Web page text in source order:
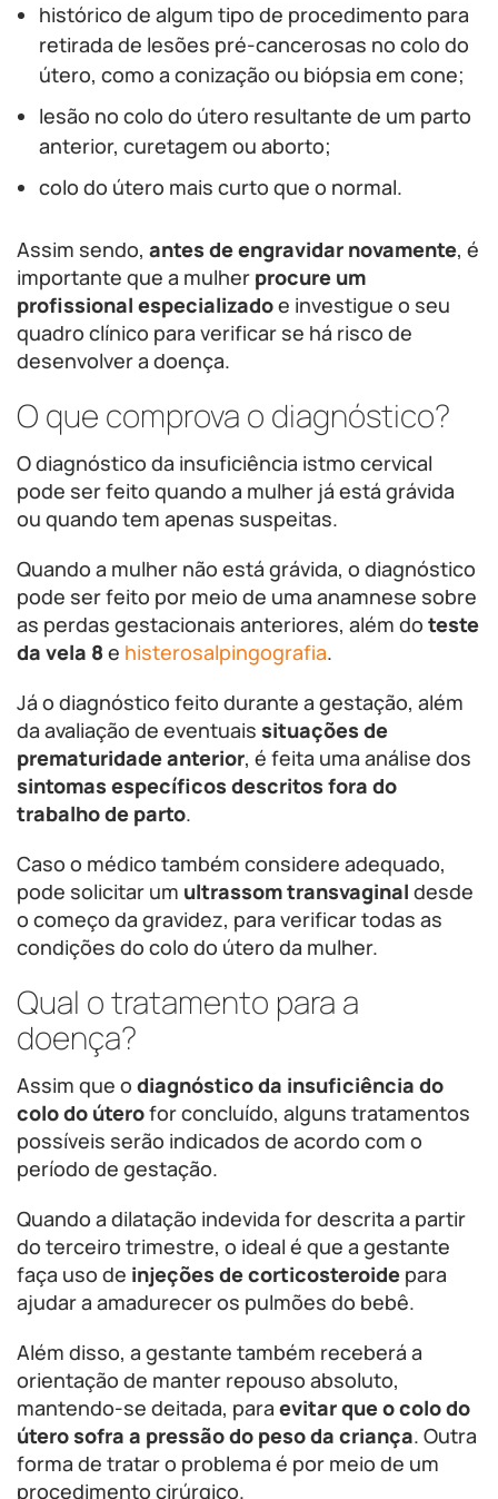
histórico de algum tipo de procedimento para
retirada de lesões pré-cancerosas no colo do
útero, como a conização ou biópsia em cone;
lesão no colo do útero resultante de um parto
anterior, curetagem ou aborto;
colo do útero mais curto que o normal.
Assim sendo, antes de engravidar novamente, é
importante que a mulher procure um
profissional especializadoe investigue o seu
quadro clínico para verificar se há risco de
desenvolver a doença.
O que comprova o diagnóstico?
O diagnóstico da insuficiência istmo cervical
pode ser feito quando a mulher já está grávida
ou quando tem apenas suspeitas.
Quando a mulher não está grávida, o diagnóstico
pode ser feito por meio de uma anamnese sobre
as perdas gestacionais anteriores, além do teste
da vela 8 e histerosalpingografia.
Já o diagnóstico feito durante a gestação, além
da avaliação de eventuais situações de
prematuridade anterior, é feita uma análise dos
sintomas específicos descritos fora do
trabalho de parto.
Caso o médico também considere adequado,
pode solicitar um ultrassom transvaginal desde
o começo da gravidez, para verificar todas as
condições do colo do útero da mulher.
Qual o tratamento para a
doença?
Assim que o diagnóstico da insuficiência do
colo do úterofor concluído, alguns tratamentos
possíveis serão indicados de acordo com o
período de gestação.
Quando a dilatação indevida for descrita a partir
do terceiro trimestre, o ideal é que a gestante
faça uso de injeções de corticosteroide para
ajudar a amadurecer os pulmões do bebê.
Além disso, a gestante também receberá a
orientação de manter repouso absoluto,
mantendo-se deitada, para evitar que o colo do
útero sofra a pressão do peso da criança. Outra
forma de tratar o problema é por meio de um
procedimento cirúrgico.